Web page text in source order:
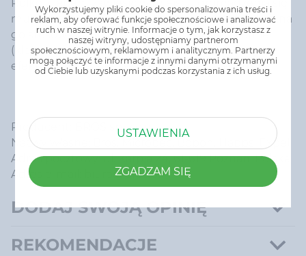
Rolkę z lepem zawiesić w miejscu gromadzenia się
much, a następnie rozwijać w miarę potrzeb. Można
go stosować zarówno w pionie, jak i w poziomie
(klejącą powierzchnią do dołu). Dla najlepszego
efektu, umieścić lep w pobliżu okien lub lamp.
Producent: BROS sp. z o.o
Nazwy własne: Bros, Microbec, Bopon, Happs, Expel
Adres pocztowy: ul. Karpia 24, 61-619 Poznań, Polska
Adres e-mail: biuro@bros.pl
DODAJ SWOJĄ OPINIĘ
REKOMENDACJE
Wykorzystujemy pliki cookie do spersonalizowania treści i
reklam, aby oferować funkcje społecznościowe i analizować
ruch w naszej witrynie. Informacje o tym, jak korzystasz z
naszej witryny, udostępniamy partnerom
społecznościowym, reklamowym i analitycznym. Partnerzy
mogą połączyć te informacje z innymi danymi otrzymanymi
od Ciebie lub uzyskanymi podczas korzystania z ich usług.
USTAWIENIA
ZGADZAM SIĘ